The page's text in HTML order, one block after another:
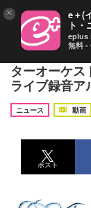
無観客・オ
ターオーケ
ライブ録音ア
ニュース 動画
ポスト
× e＋(
ト・
eplus
無料 -